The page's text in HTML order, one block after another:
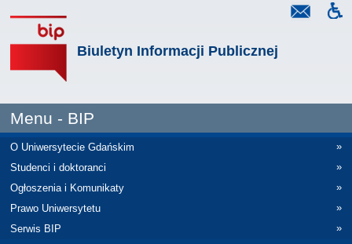
Biuletyn Informacji Publicznej
Menu - BIP
O Uniwersytecie Gdańskim
»
Studenci i doktoranci
»
Ogłoszenia i Komunikaty
»
Prawo Uniwersytetu
»
Serwis BIP
»